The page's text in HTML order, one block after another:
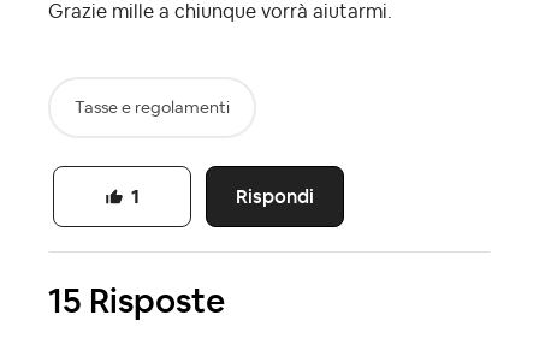
Grazie mille a chiunque vorrà aiutarmi.
Tasse e regolamenti
Rispondi
1
15 Risposte